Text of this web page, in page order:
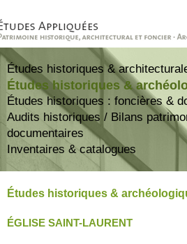
Études historiques &
Études historiques &
Études historiques : foncières &
Audits historiques / Bilans
documentaires
Inventaires & catalogues
Études historiques &
ÉGLISE SAINT-LAURENT